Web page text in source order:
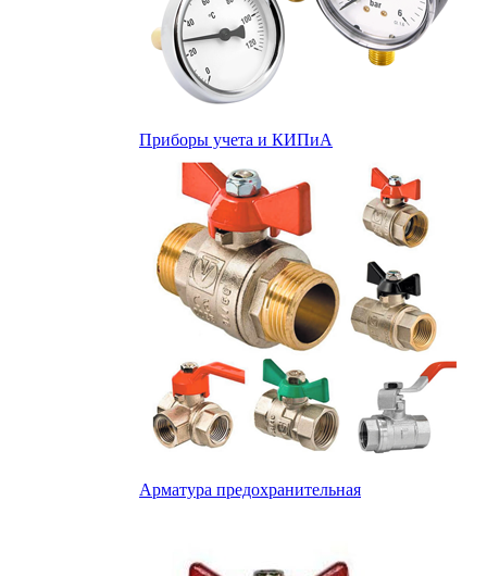
Приборы учета и КИПиА
Арматура предохранительная